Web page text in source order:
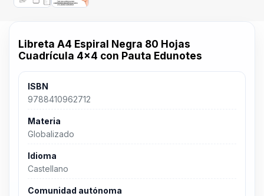
Libreta A4 Espiral Negra 80 Hojas
Cuadrícula 4x4 con Pauta Edunotes
ISBN
9788410962712
Materia
Globalizado
Idioma
Castellano
Comunidad autónoma